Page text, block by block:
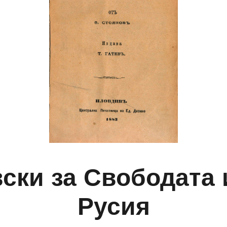
за Свободата
Русия